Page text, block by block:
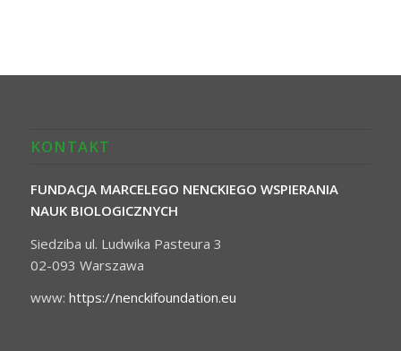
KONTAKT
FUNDACJA MARCELEGO NENCKIEGO WSPIERANIA
NAUK BIOLOGICZNYCH
Siedziba ul. Ludwika Pasteura 3
02-093 Warszawa
www: https://nenckifoundation.eu